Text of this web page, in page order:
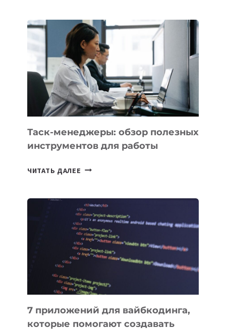
БИЗНЕСА:
КАКИЕ
3
ЗАДАЧИ
ЕМУ
МОЖНО
ПОРУЧИТЬ
УЖЕ
Таск-менеджеры: обзор полезных
инструментов для работы
ЧИТАТЬ ДАЛЕЕ ТАСК-
ПОЛЕЗНЫХ
ИНСТРУМЕНТОВ
ДЛЯ
РАБОТЫ
7 приложений для вайбкодинга,
которые помогают создавать